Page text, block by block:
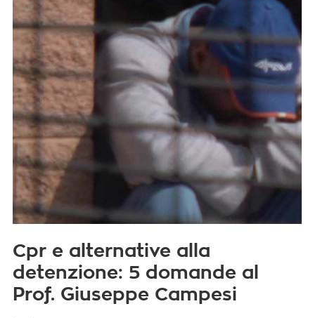
Cpr e alternative alla
detenzione: 5 domande al
Prof. Giuseppe Campesi